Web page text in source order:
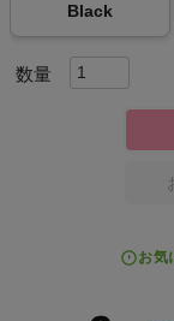
レディーススポーツ
スポーツシューズ
もっ
Black
お気